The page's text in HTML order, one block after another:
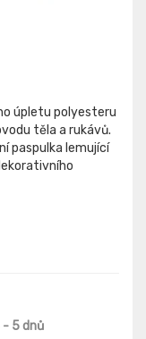
úpletu polyesteru
těla a rukávů.
paspulka lemující
- 5 dnů